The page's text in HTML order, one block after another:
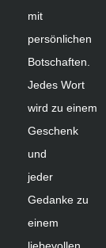
mit
persönlichen
Botschaften.
Jedes Wort
wird zu einem
Geschenk
und
jeder
Gedanke zu
einem
liebevollen